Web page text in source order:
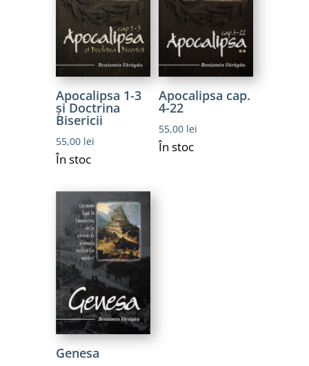
Apocalipsa 1-3
și Doctrina
Bisericii
55,00 lei
În stoc
Apocalipsa cap.
4-22
55,00 lei
În stoc
Genesa